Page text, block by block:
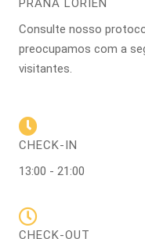
PRANA LORIEN
Consulte nosso
preocupamos com a
visitantes.
CHECK-IN
13:00 - 21:00
CHECK-OUT